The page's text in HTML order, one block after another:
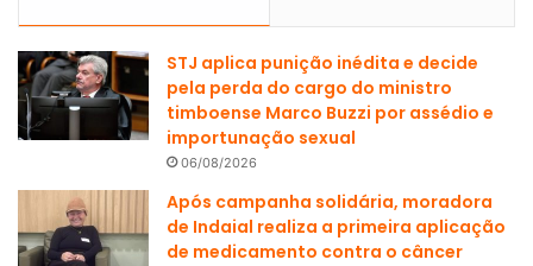
STJ aplica punição inédita e decide
pela perda do cargo do ministro
timboense Marco Buzzi por assédio e
importunação sexual
06/08/2026
Após campanha solidária, moradora
de Indaial realiza a primeira aplicação
de medicamento contra o câncer